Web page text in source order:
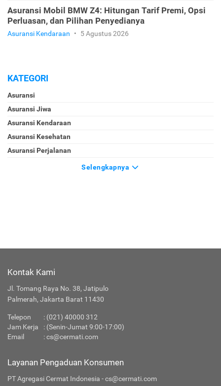
Asuransi Mobil BMW Z4: Hitungan Tarif Premi, Opsi
Perluasan, dan Pilihan Penyedianya
Asuransi Kendaraan • 5 Agustus 2026
KATEGORI
Asuransi
Asuransi Jiwa
Asuransi Kendaraan
Asuransi Kesehatan
Asuransi Perjalanan
Selengkapnya
Kontak Kami
Jl. Tomang Raya No. 38, Jatipulo
Palmerah, Jakarta Barat 11430
Telepon
: (021) 40000 312
Jam Kerja
: (Senin-Jumat 9:00-17:00)
Email
:cs@cermati.com
Layanan Pengaduan Konsumen
PT Agregasi Cermat Indonesia - cs@cermati.com